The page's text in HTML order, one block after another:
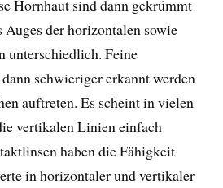
Hornhaut sind dann gekrümmt
Auges der horizontalen sowie
unterschiedlich. Feine
schwieriger erkannt werden
auftreten. Es scheint in vielen
vertikalen Linien einfach
haben die Fähigkeit
in horizontaler und vertikaler